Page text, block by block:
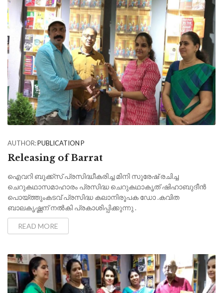
AUTHOR:PUBLICATION P
Releasing of Barrat
ഐവറി ബുക്ക്സ് പ്രസിദ്ധീകരിച്ച മിനി സുരേഷ് രചിച്ച
ചെറുകഥാസമാഹാരം പ്രസിദ്ധ ചെറുകഥാകൃത് ഷിഹാബുദീൻ
പൊയ്ത്തുംകടവ് പ്രസിദ്ധ കലാനിരൂപക ഡോ .കവിത
ബാലകൃഷ്ണന് നൽകി പ്രകാശിപ്പിക്കുന്നു .
READ MORE